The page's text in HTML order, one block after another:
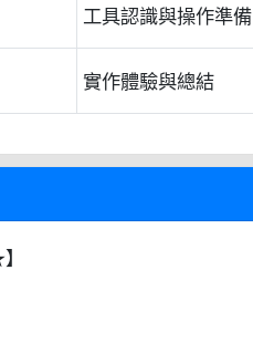
工具認識與操作準備
實作體驗與總結